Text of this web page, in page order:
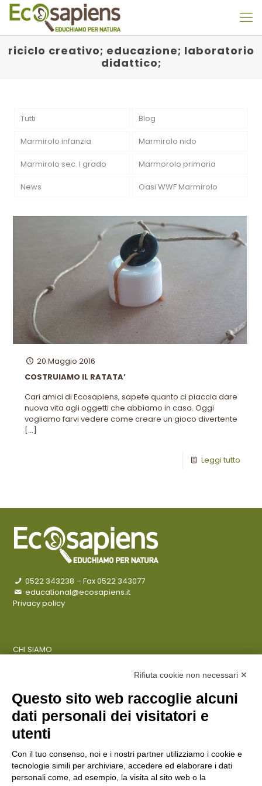
riciclo creativo; educazione; laboratorio
didattico;
Tutti Blog
Marmirolo infanzia Marmirolo nido
Marmirolo sec. I grado Marmorolo primaria
News Oasi WWF Marmirolo
20 Maggio 2016
COSTRUIAMO IL RATATA’
Cari amici di Ecosapiens, sapete quanto ci piaccia dare
nuova vita agli oggetti che abbiamo in casa. Oggi
vogliamo farvi vedere come creare un gioco divertente
[…]
Leggi tutto
0522 343238 – Fax 0522 343077
educational@ecosapiens.it
Privacy policy
CHI SIAMO
ENTI PUBBLICI
SCUOLE
CITTADINI E FAMIGLIE
Rifiuta cookie non necessari ✕
Questo sito web raccoglie alcuni
dati personali dei visitatori e
utenti
Con il tuo consenso, noi e i nostri partner utilizziamo i cookie e
tecnologie simili per archiviare, accedere ed elaborare i dati
personali come, ad esempio, la visita al sito web o la